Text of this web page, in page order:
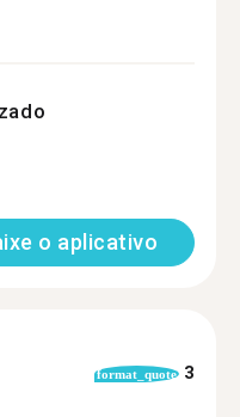
o aplicativo
format_quote 3